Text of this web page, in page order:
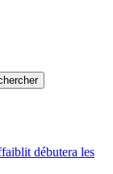
débutera les